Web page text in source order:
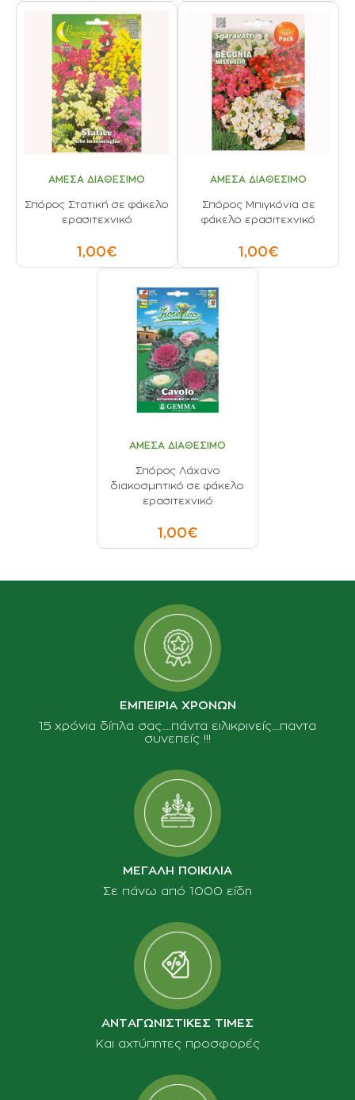
ΑΜΕΣΑ ΔΙΑΘΕΣΙΜΟ
Σπόρος Στατική σε φάκελο
ερασιτεχνικό
1,00€
ΑΜΕΣΑ ΔΙΑΘΕΣΙΜΟ
Σπόρος Μπιγκόνια σε
φάκελο ερασιτεχνικό
1,00€
ΑΜΕΣΑ ΔΙΑΘΕΣΙΜΟ
Σπόρος Λάχανο
διακοσμητικό σε φάκελο
ερασιτεχνικό
1,00€
ΕΜΠΕΙΡΙΑ ΧΡΟΝΩΝ
15 χρόνια δίπλα σας......πάντα ειλικρινείς.....παντα
συνεπείς !!!
ΜΕΓΑΛΗ ΠΟΙΚΙΛΙΑ
Σε πάνω από 1000 είδη
ΑΝΤΑΓΩΝΙΣΤΙΚΕΣ ΤΙΜΕΣ
Και αχτύπητες προσφορές